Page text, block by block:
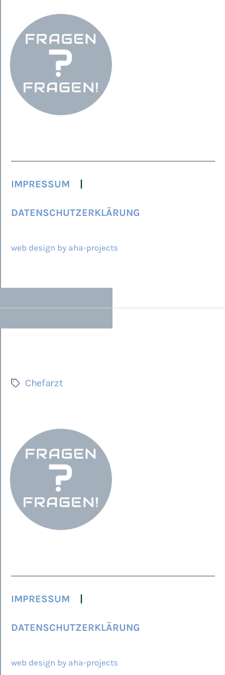
IMPRESSUM
DATENSCHUTZERKLÄRUNG
web design by aha-projects
Schlagwörter
Chefarzt
IMPRESSUM
DATENSCHUTZERKLÄRUNG
web design by aha-projects